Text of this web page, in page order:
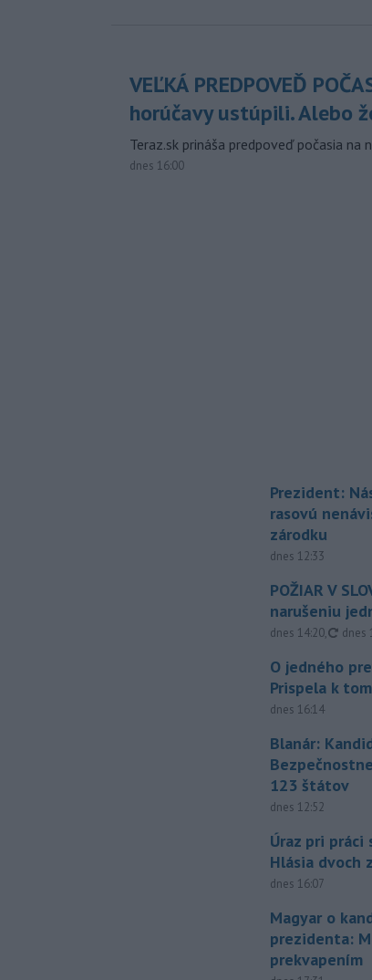
VEĽKÁ PREDPOVEĎ
horúčavy ustúpili. Alebo
Teraz.sk prináša predpoveď počasia na
dnes 16:00
Prezident:
rasovú
zárodku
dnes 12:33
POŽIAR V
narušeniu
dnes 14:20, dnes
O jedného
Prispela k
dnes 16:14
Blanár:
123 štátov
dnes 12:52
Úraz pri práci
Hlásia dvoch
dnes 16:07
Magyar o
prezidenta:
prekvapením